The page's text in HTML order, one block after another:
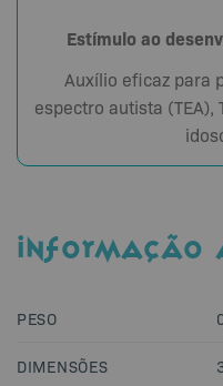
Estímulo ao
Auxílio eficaz para
espectro autista (TEA),
INFORMAÇÃO
PESO
DIMENSÕES